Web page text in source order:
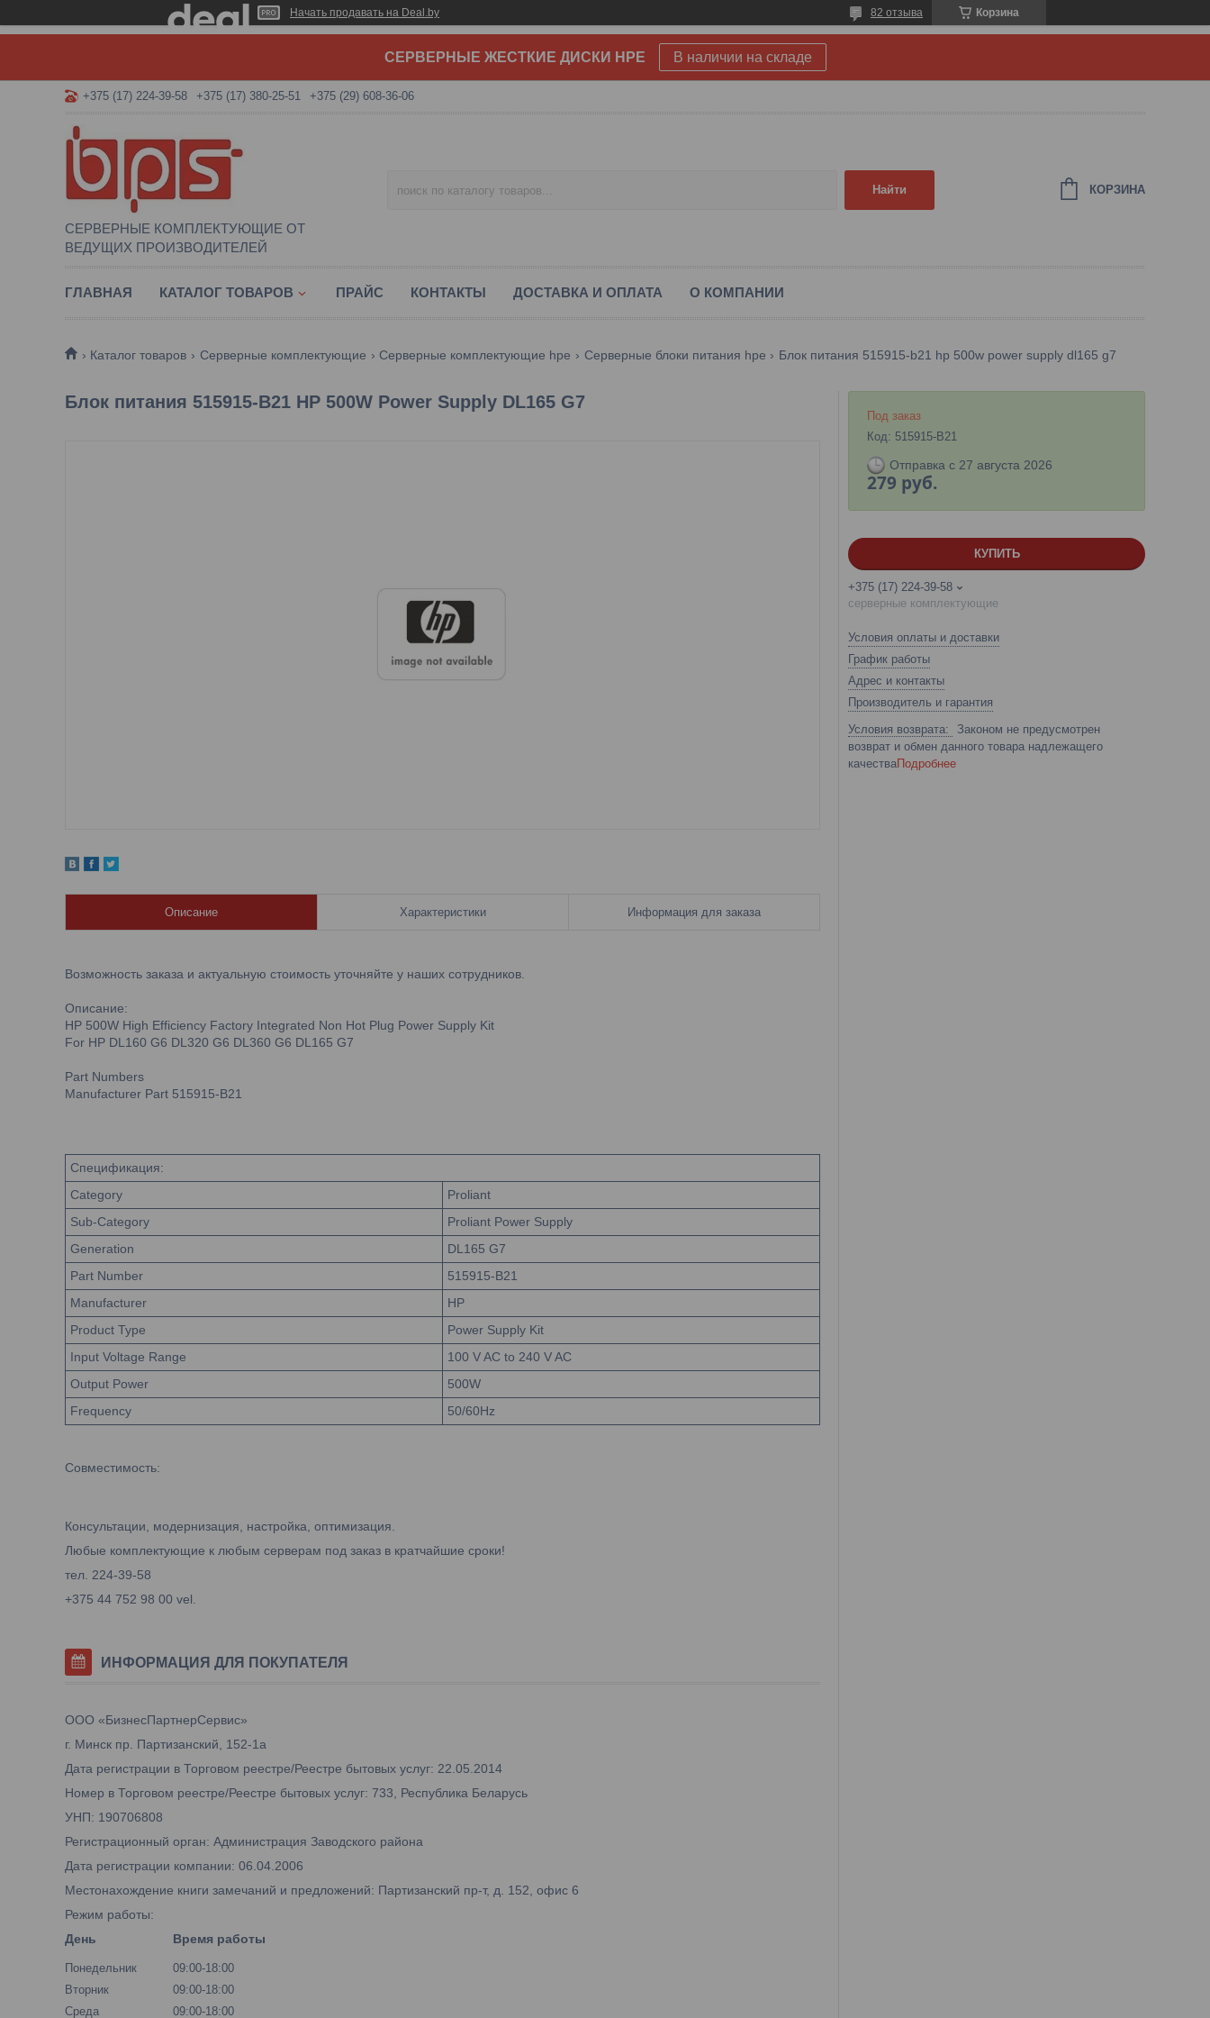
Начать продавать на Deal.by Корзина
82 отзыва
СЕРВЕРНЫЕ ЖЕСТКИЕ ДИСКИ HPE В наличии на складе
+375 (17) 224-39-58 +375 (17) 380-25-51 +375 (29) 608-36-06
СЕРВЕРНЫЕ КОМПЛЕКТУЮЩИЕ ОТ
ВЕДУЩИХ ПРОИЗВОДИТЕЛЕЙ
Найти КОРЗИНА
ГЛАВНАЯ КАТАЛОГ ТОВАРОВ ПРАЙС КОНТАКТЫ ДОСТАВКА И ОПЛАТА О КОМПАНИИ
Каталог товаров Серверные комплектующие Серверные комплектующие hpe Серверные блоки питания hpe Блок питания 515915-b21 hp 500w power supply dl165 g7
Блок питания 515915-B21 HP 500W Power Supply DL165 G7
Описание Характеристики Информация для заказа
Возможность заказа и актуальную стоимость уточняйте у наших сотрудников.
Описание:
HP 500W High Efficiency Factory Integrated Non Hot Plug Power Supply Kit
For HP DL160 G6 DL320 G6 DL360 G6 DL165 G7
Part Numbers
Manufacturer Part 515915-B21
Спецификация:
Category
Proliant
Sub-Category
Proliant Power Supply
Generation
DL165 G7
Part Number
515915-B21
Manufacturer
HP
Product Type
Power Supply Kit
Input Voltage Range
100 V AC to 240 V AC
Output Power
500W
Frequency
50/60Hz
Совместимость:
Консультации, модернизация, настройка, оптимизация.
Любые комплектующие к любым серверам под заказ в кратчайшие сроки!
тел. 224-39-58
+375 44 752 98 00 vel.
ИНФОРМАЦИЯ ДЛЯ ПОКУПАТЕЛЯ
ООО «БизнесПартнерСервис»
г. Минск пр. Партизанский, 152-1а
Дата регистрации в Торговом реестре/Реестре бытовых услуг: 22.05.2014
Номер в Торговом реестре/Реестре бытовых услуг: 733, Республика Беларусь
УНП: 190706808
Регистрационный орган: Администрация Заводского района
Дата регистрации компании: 06.04.2006
Местонахождение книги замечаний и предложений: Партизанский пр-т, д. 152, офис 6
Режим работы:
День
Время работы
Понедельник
09:00-18:00
Вторник
09:00-18:00
Среда
09:00-18:00
Под заказ
Код: 515915-B21
Отправка с 27 августа 2026
279 руб.
КУПИТЬ
+375 (17) 224-39-58
серверные комплектующие
Условия оплаты и доставки
График работы
Адрес и контакты
Производитель и гарантия
Законом не предусмотрен
возврат и обмен данного товара надлежащего
качестваПодробнее